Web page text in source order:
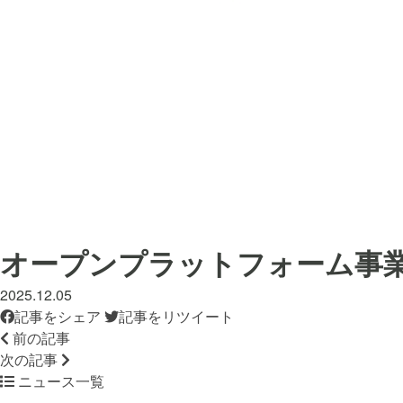
オープンプラットフォーム事
2025.12.05
記事をシェア
記事をリツイート
前の記事
次の記事
ニュース一覧